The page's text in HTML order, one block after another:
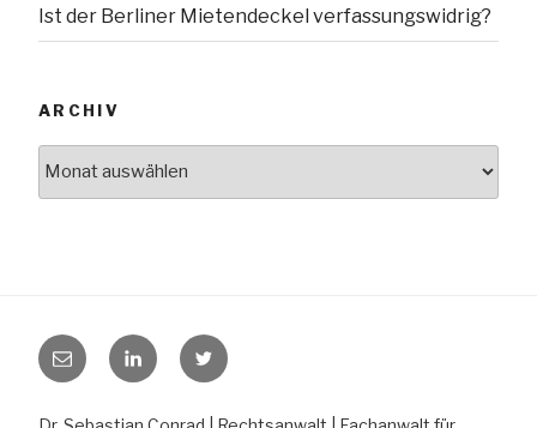
Ist der Berliner Mietendeckel verfassungswidrig?
ARCHIV
E-
Mail
LinkedIn Twitter